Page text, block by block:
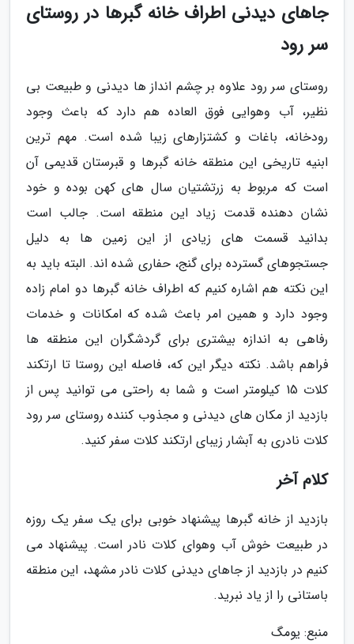
جاهای دیدنی اطراف خانه گبرها در روستای
سر رود
روستای سر رود علاوه بر چشم انداز ها دیدنی و طبیعت بی
نظیر، آب وهوایی فوق العاده هم دارد که باعث وجود
رودخانه، باغات و کشتزارهای زیبا شده است. مهم ترین
ابنیه تاریخی این منطقه خانه گبرها و قبرستان قدیمی آن
است که مربوط به زرتشتیان سال های کهن بوده و خود
نشان دهنده قدمت زیاد این منطقه است. جالب است
بدانید قسمت های زیادی از این زمین ها به دلیل
جستجوهای گسترده برای گنج، حفاری شده اند. البته باید به
این نکته هم اشاره کنیم که اطراف خانه گبرها دو امام زاده
وجود دارد و همین امر باعث شده که امکانات و خدمات
رفاهی به اندازه بیشتری برای گردشگران این منطقه ها
فراهم باشد. نکته دیگر این که، فاصله این روستا تا ارتکند
کلات 15 کیلومتر است و شما به راحتی می توانید پس از
بازدید از مکان های دیدنی و مجذوب کننده روستای سر رود
کلات نادری به آبشار زیبای ارتکند کلات سفر کنید.
کلام آخر
بازدید از خانه گبرها پیشنهاد خوبی برای یک سفر یک روزه
در طبیعت خوش آب وهوای کلات نادر است. پیشنهاد می
کنیم در بازدید از جاهای دیدنی کلات نادر مشهد، این منطقه
باستانی را از یاد نبرید.
منبع: یومگ